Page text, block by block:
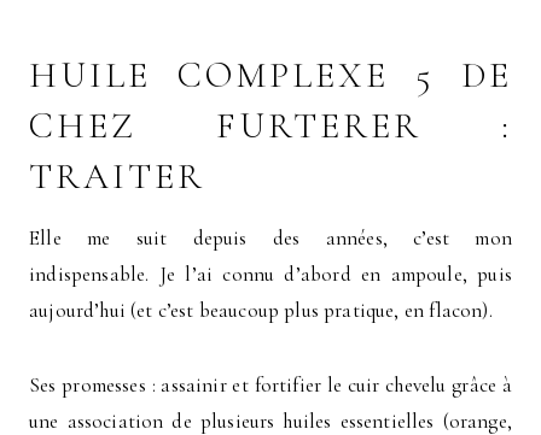
HUILE COMPLEXE 5 DE
CHEZ FURTERER :
TRAITER
Elle me suit depuis des années, c’est mon
indispensable. Je l’ai connu d’abord en ampoule, puis
aujourd’hui (et c’est beaucoup plus pratique, en flacon).
Ses promesses : assainir et fortifier le cuir chevelu grâce à
une association de plusieurs huiles essentielles (orange,